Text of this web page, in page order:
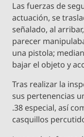
Las fuerzas de
actuación, se
señalado, al
parecer
una pistola;
bajar el objeto y
Tras realizar la
sus pertenencias
.38 especial, así
casquillos